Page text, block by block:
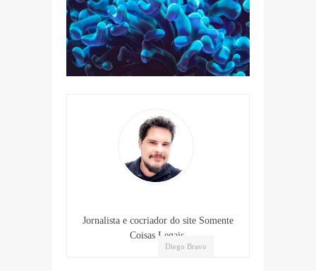
Diego Bravo
Jornalista e cocriador do site Somente
Coisas Legais.